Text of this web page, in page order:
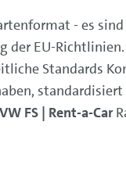
- es
EU-
Standards
VW FS | Rent-a-Car